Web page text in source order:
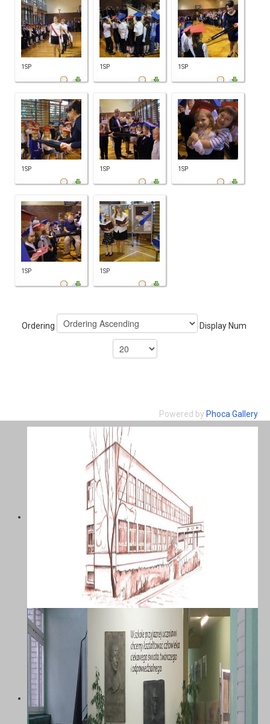
1SP 1SP 1SP
1SP 1SP 1SP
1SP 1SP
Ordering Display Num
Powered by Phoca Gallery
SZKOŁA PODSTAWOWA NR 58 Z
ODDZIAŁAMI INTEGRACYJNYMI IM.
MARII DĄBROWSKIEJ W
KATOWICACH